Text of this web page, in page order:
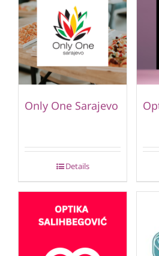
Only One Sarajevo
Details